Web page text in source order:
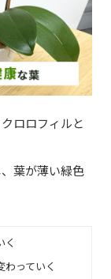
ロロフィルと
葉が薄い緑色
く
っていく